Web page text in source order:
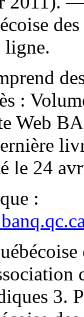
ligne.
:
Web
le 24
:
3.